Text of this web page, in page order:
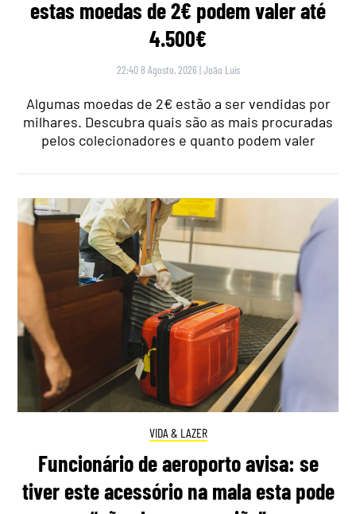
estas moedas de 2€ podem valer até
4.500€
22:40 8 Agosto, 2026 |João Luís
Algumas moedas de 2€ estão a ser vendidas por
milhares. Descubra quais são as mais procuradas
pelos colecionadores e quanto podem valer
VIDA & LAZER
Funcionário de aeroporto avisa: se
tiver este acessório na mala esta pode